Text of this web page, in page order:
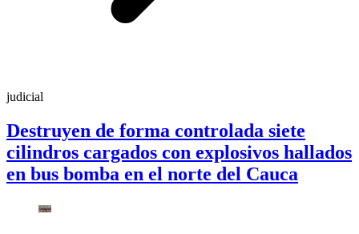
judicial
Destruyen de forma controlada siete
cilindros cargados con explosivos hallados
en bus bomba en el norte del Cauca